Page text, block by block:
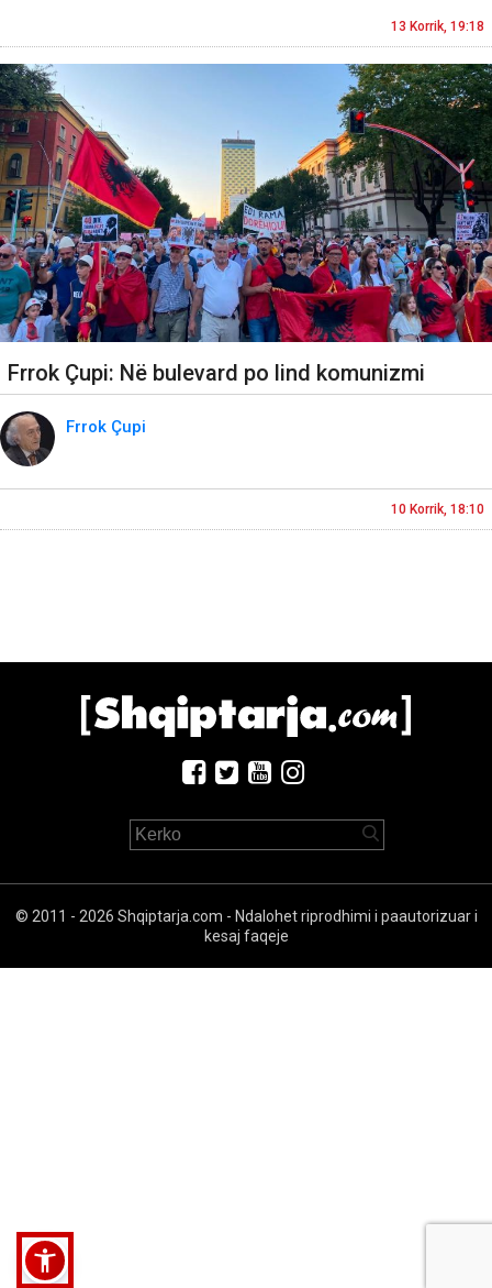
13 Korrik, 19:18
Frrok Çupi: Në bulevard po lind komunizmi
Frrok Çupi
10 Korrik, 18:10
© 2011 - 2026 Shqiptarja.com - Ndalohet riprodhimi i paautorizuar i
kesaj faqeje